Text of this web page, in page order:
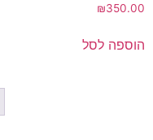
₪350.00
הוספה לסל